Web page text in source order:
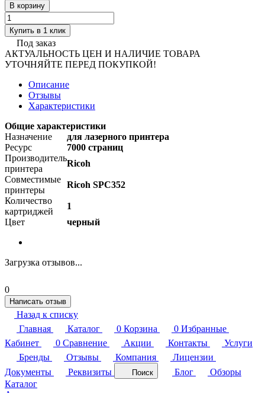
В корзину
Купить в 1 клик
Под заказ
АКТУАЛЬНОСТЬ ЦЕН И НАЛИЧИЕ ТОВАРА
УТОЧНЯЙТЕ ПЕРЕД ПОКУПКОЙ!
Описание
Отзывы
Характеристики
Общие характеристики
Назначение
для лазерного принтера
Ресурс
7000 страниц
Производитель
принтера
Ricoh
Совместимые
принтеры
Ricoh SPC352
Количество
картриджей
1
Цвет
черный
Загрузка отзывов...
0
Написать отзыв
Назад к списку
Главная
Каталог 0 Корзина 0 Избранные
Кабинет
0 Сравнение Акции Контакты
Услуги
Бренды
Отзывы Компания
Лицензии
Документы
Реквизиты Поиск Блог
Обзоры
Каталог